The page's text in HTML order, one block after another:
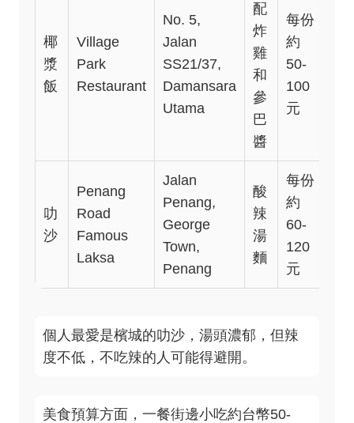
椰
漿
飯
Village
Park
Restaurant
No. 5,
Jalan
SS21/37,
Damansara
Utama
配
炸
雞
和
參
巴
醬
每份
約
50-
100
元
叻
沙
Penang
Road
Famous
Laksa
Jalan
Penang,
George
Town,
Penang
酸
辣
湯
麵
每份
約
60-
120
元
個人最愛是檳城的叻沙，湯頭濃郁，但辣
度不低，不吃辣的人可能得避開。
美食預算方面，一餐街邊小吃約台幣50-